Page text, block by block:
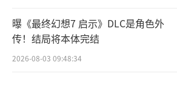
曝《最终幻想7 启示》DLC是角色外
传！结局将本体完结
2026-08-03 09:48:34